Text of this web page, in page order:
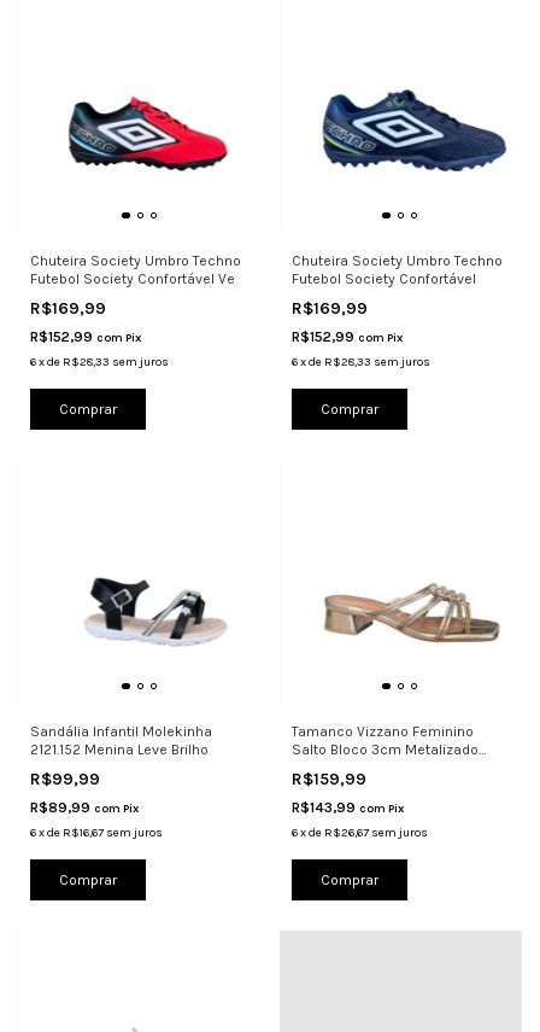
Chuteira Society Umbro Techno
Futebol Society Confortável Ve
R$169,99
R$152,99 com Pix
6xde R$28,33 sem juros
Comprar
Chuteira Society Umbro Techno
Futebol Society Confortável
R$169,99
R$152,99 com Pix
6 xde R$28,33 sem juros
Comprar
Sandália Infantil Molekinha
2121.152 Menina Leve Brilho
R$99,99
R$89,99 com Pix
6xde R$16,67 sem juros
Comprar
Tamanco Vizzano Feminino
Salto Bloco 3cm Metalizado
R$159,99
R$143,99 com Pix
6 xde R$26,67 sem juros
Comprar